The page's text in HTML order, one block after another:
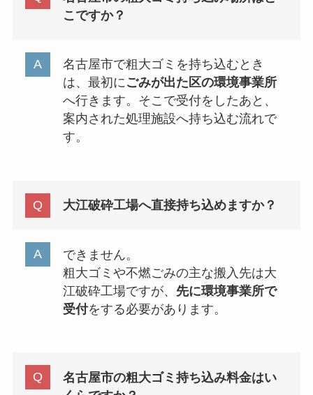
こですか？
名古屋市で粗大ゴミを持ち込むとき
は、最初にごみが出た区の環境事業所
へ行きます。そこで受付をしたあと、
案内された処理施設へ持ち込む流れで
す。
大江破砕工場へ直接持ち込めますか？
できません。
粗大ゴミや不燃ごみの主な搬入先は大
江破砕工場ですが、 先に環境事業所で
受付をする必要があります。
名古屋市の粗大ゴミ持ち込み料金はい